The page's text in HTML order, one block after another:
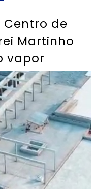
de
Martinho
vapor